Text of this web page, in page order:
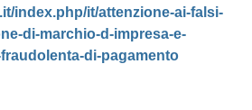
index.php/it/attenzione-ai-falsi-
di-marchio-d-impresa-e-
di-pagamento